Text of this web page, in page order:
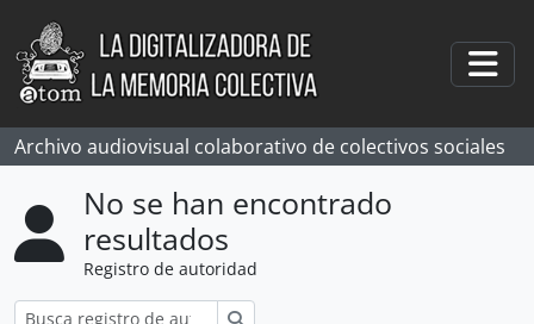
Skip to main content
Archivo audiovisual colaborativo de colectivos sociales
No se han encontrado
resultados
Registro de autoridad